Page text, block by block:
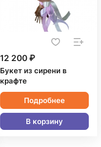
12 200 ₽
Букет из сирени в
крафте
Подробнее
В корзину